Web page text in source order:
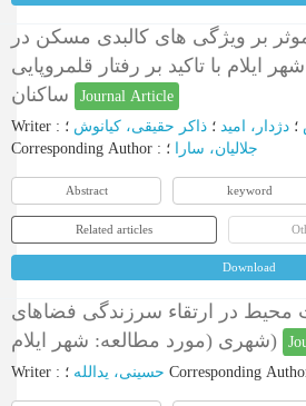
بر ویژگی های کالبدی مسکن در
ایلام با تاکید بر رفتار قلمروپایی
Journal Article
Writer : ؛ دژدار، امید ؛ ذاکر حقیقی، کیانوش ؛
Corresponding Author : جلالیان، سارا ؛
Abstract keyword
Related articles
Download
محیط در ارتقاء سرزندگی فضاهای
شهری (مورد مطالعه‌: شهر ایلام)
Writer : حسینی، یدالله Corresponding